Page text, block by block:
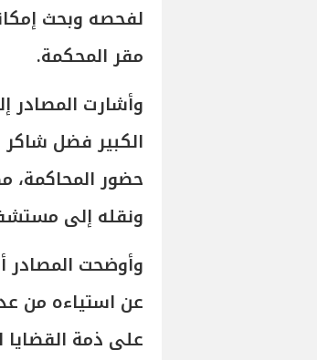
لفحصه وبحث
مقر المحكمة.
وأشارت المصادر
الكبير فضل شاكر
حضور المحاكمة،
ونقله إلى
وأوضحت المصادر
عن استياءه من
على ذمة